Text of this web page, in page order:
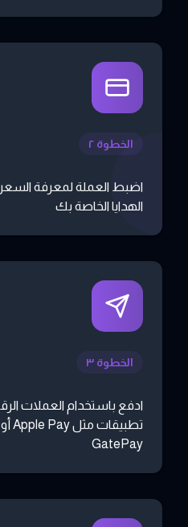
الخطوة ٢
اضبط العملة لمعرفة
الهدايا الخاصة بك
الخطوة ٣
ادفع باستخدام العملات
GatePay